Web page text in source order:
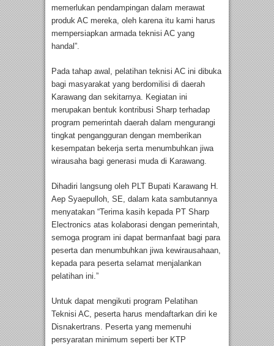
memerlukan pendampingan dalam merawat
produk AC mereka, oleh karena itu kami harus
mempersiapkan armada teknisi AC yang
handal”.
Pada tahap awal, pelatihan teknisi AC ini dibuka
bagi masyarakat yang berdomilisi di daerah
Karawang dan sekitarnya. Kegiatan ini
merupakan bentuk kontribusi Sharp terhadap
program pemerintah daerah dalam mengurangi
tingkat pengangguran dengan memberikan
kesempatan bekerja serta menumbuhkan jiwa
wirausaha bagi generasi muda di Karawang.
Dihadiri langsung oleh PLT Bupati Karawang H.
Aep Syaepulloh, SE, dalam kata sambutannya
menyatakan “Terima kasih kepada PT Sharp
Electronics atas kolaborasi dengan pemerintah,
semoga program ini dapat bermanfaat bagi para
peserta dan menumbuhkan jiwa kewirausahaan,
kepada para peserta selamat menjalankan
pelatihan ini.”
Untuk dapat mengikuti program Pelatihan
Teknisi AC, peserta harus mendaftarkan diri ke
Disnakertrans. Peserta yang memenuhi
persyaratan minimum seperti ber KTP